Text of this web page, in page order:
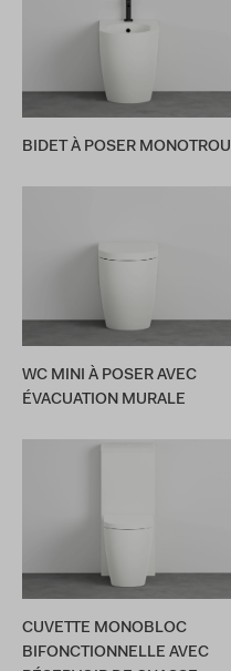
BIDET À POSER MONOTROU
WC MINI À POSER AVEC
ÉVACUATION MURALE
CUVETTE MONOBLOC
BIFONCTIONNELLE AVEC